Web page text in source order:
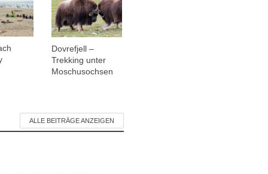
Dovrefjell –
Trekking unter
Moschusochsen
ALLE BEITRÄGE ANZEIGEN